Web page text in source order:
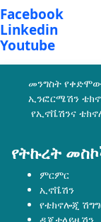
Facebook
Linkedin
Youtube
መንግስት የቀድሞው
ኢንፎርሜሽን
የኢኖቬሽንና
የትኩረት
ምርምር
ኢኖቬሽን
የቴክኖሎጂ